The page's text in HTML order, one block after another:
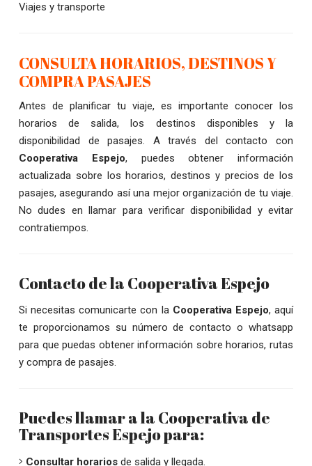
Viajes y transporte
CONSULTA HORARIOS, DESTINOS Y
COMPRA PASAJES
Antes de planificar tu viaje, es importante conocer los
horarios de salida, los destinos disponibles y la
disponibilidad de pasajes. A través del contacto con
Cooperativa Espejo, puedes obtener información
actualizada sobre los horarios, destinos y precios de los
pasajes, asegurando así una mejor organización de tu viaje.
No dudes en llamar para verificar disponibilidad y evitar
contratiempos.
Contacto de la Cooperativa Espejo
Si necesitas comunicarte con la Cooperativa Espejo, aquí
te proporcionamos su número de contacto o whatsapp
para que puedas obtener información sobre horarios, rutas
y compra de pasajes.
Puedes llamar a la Cooperativa de
Transportes Espejo para:
Consultar horarios de salida y llegada.